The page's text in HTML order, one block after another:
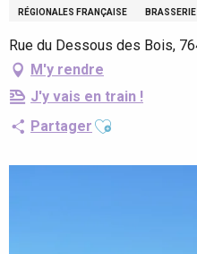
RÉGIONALES FRANÇAISE
BRASSERIE
Rue du Dessous des Bois,
M'y rendre
J'y vais en train !
Partager Ajouter aux